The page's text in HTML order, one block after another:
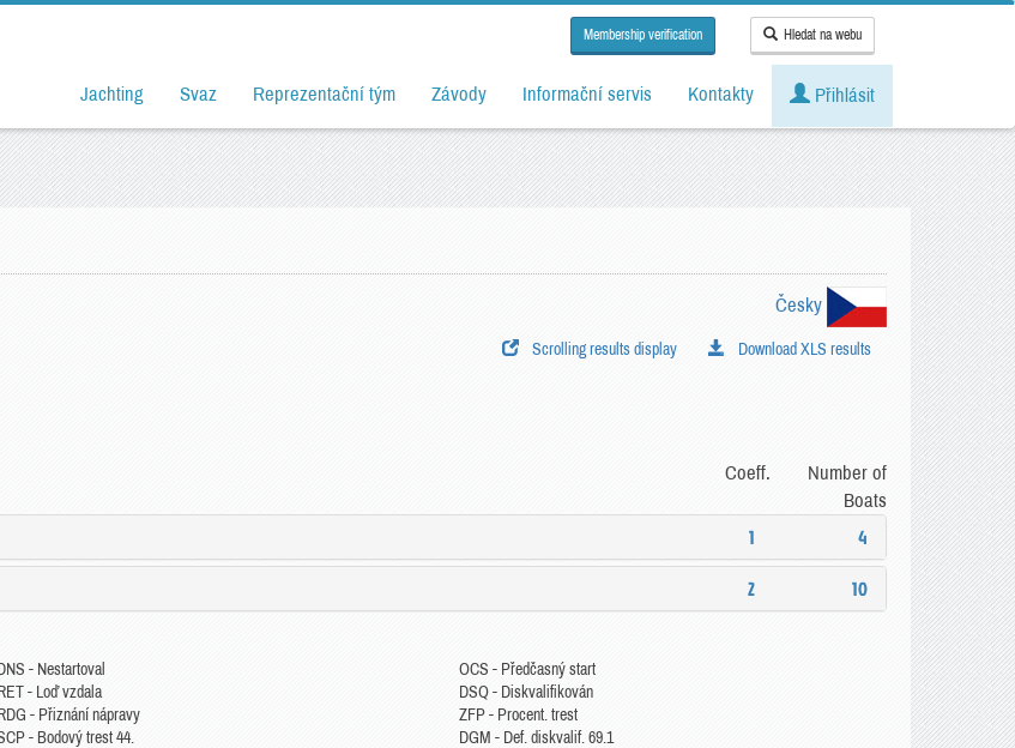
Membership verification Hledat na webu
Jachting Svaz Reprezentační tým Závody Informační servis Kontakty Přihlásit
Česky
Download XLS results
Scrolling results display
Coeff.
Number of
Boats
1
4
2 10
DNS - Nestartoval
RET - Loď vzdala
RDG - Přiznání nápravy
- Bodový trest 44.
OCS - Předčasný start
DSQ - Diskvalifikován
ZFP - Procent. trest
DGM - Def. diskvalif. 69.1